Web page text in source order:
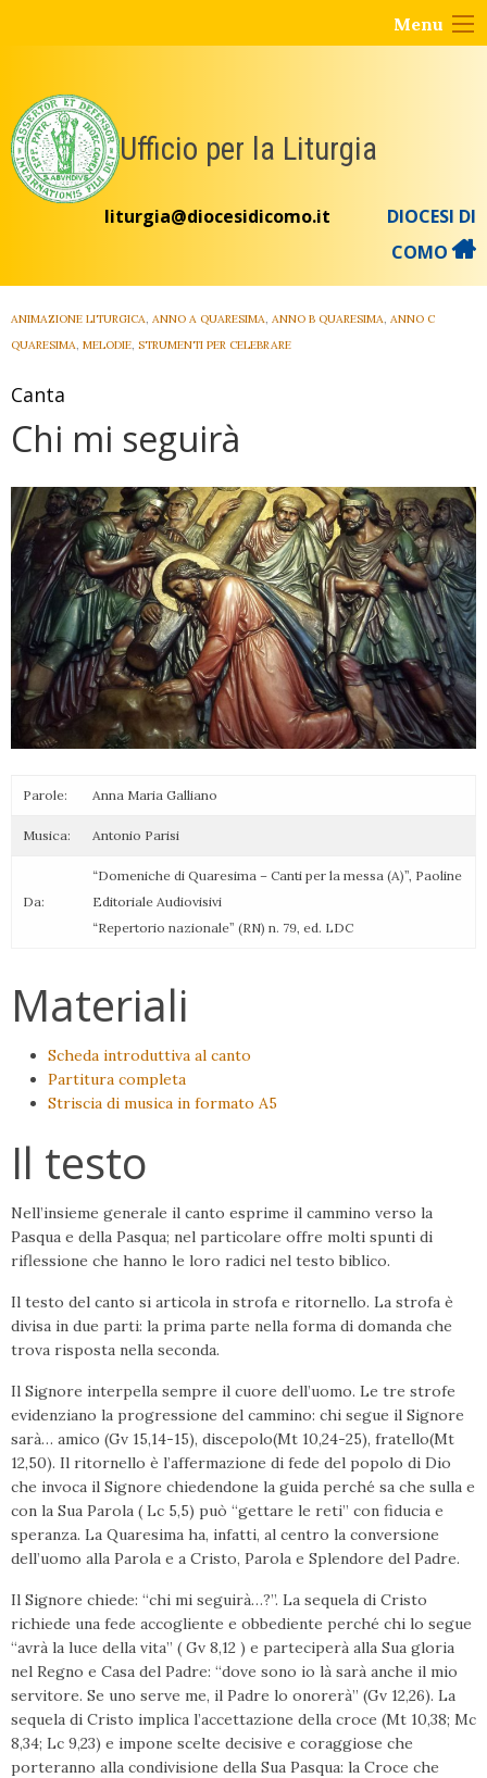
Menu
Ufficio per la Liturgia
liturgia@diocesidicomo.it
DIOCESI DI
COMO
ANIMAZIONE LITURGICA, ANNO A QUARESIMA, ANNO B QUARESIMA, ANNO C
QUARESIMA, MELODIE, STRUMENTI PER CELEBRARE
Canta
Chi mi seguirà
Parole: Anna Maria Galliano
Musica: Antonio Parisi
Da:
“Domeniche di Quaresima – Canti per la messa (A)”, Paoline
Editoriale Audiovisivi
“Repertorio nazionale” (RN) n. 79, ed. LDC
Materiali
Scheda introduttiva al canto
Partitura completa
Striscia di musica in formato A5
Il testo
Nell’insieme generale il canto esprime il cammino verso la
Pasqua e della Pasqua; nel particolare offre molti spunti di
riflessione che hanno le loro radici nel testo biblico.
Il testo del canto si articola in strofa e ritornello. La strofa è
divisa in due parti: la prima parte nella forma di domanda che
trova risposta nella seconda.
Il Signore interpella sempre il cuore dell’uomo. Le tre strofe
evidenziano la progressione del cammino: chi segue il Signore
sarà… amico (Gv 15,14-15), discepolo(Mt 10,24-25), fratello(Mt
12,50). Il ritornello è l’affermazione di fede del popolo di Dio
che invoca il Signore chiedendone la guida perché sa che sulla e
con la Sua Parola ( Lc 5,5) può “gettare le reti” con fiducia e
speranza. La Quaresima ha, infatti, al centro la conversione
dell’uomo alla Parola e a Cristo, Parola e Splendore del Padre.
Il Signore chiede: “chi mi seguirà…?”. La sequela di Cristo
richiede una fede accogliente e obbediente perché chi lo segue
“avrà la luce della vita” ( Gv 8,12 ) e parteciperà alla Sua gloria
nel Regno e Casa del Padre: “dove sono io là sarà anche il mio
servitore. Se uno serve me, il Padre lo onorerà” (Gv 12,26). La
sequela di Cristo implica l’accettazione della croce (Mt 10,38; Mc
8,34; Lc 9,23) e impone scelte decisive e coraggiose che
porteranno alla condivisione della Sua Pasqua: la Croce che